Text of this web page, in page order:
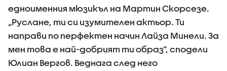
едноименния мюзикъл на Мартин Скорсезе.
„Руслане, ти си изумителен актьор. Ти
направи по перфектен начин Лайза Минели. За
мен това е най-добрият ти образ“, сподели
Юлиан Вергов. Веднага след него